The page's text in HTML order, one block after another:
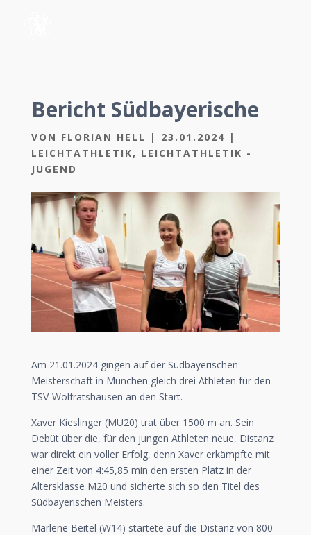
Bericht Südbayerische
VON FLORIAN HELL | 23.01.2024 |
LEICHTATHLETIK, LEICHTATHLETIK -
JUGEND
Am 21.01.2024 gingen auf der Südbayerischen
Meisterschaft in München gleich drei Athleten für den
TSV-Wolfratshausen an den Start.
Xaver Kieslinger (MU20) trat über 1500 m an. Sein
Debüt über die, für den jungen Athleten neue, Distanz
war direkt ein voller Erfolg, denn Xaver erkämpfte mit
einer Zeit von 4:45,85 min den ersten Platz in der
Altersklasse M20 und sicherte sich so den Titel des
Südbayerischen Meisters.
Marlene Beitel (W14) startete auf die Distanz von 800